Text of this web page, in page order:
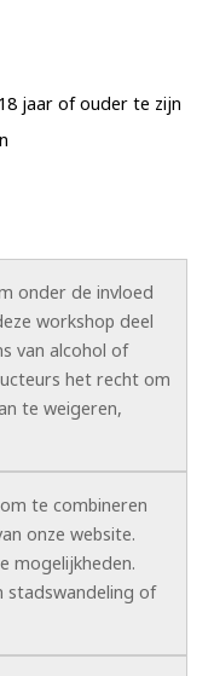
jaar of ouder te zijn
onder de invloed
workshop deel
van alcohol of
het recht om
te weigeren,
te combineren
onze website.
mogelijkheden.
stadswandeling of